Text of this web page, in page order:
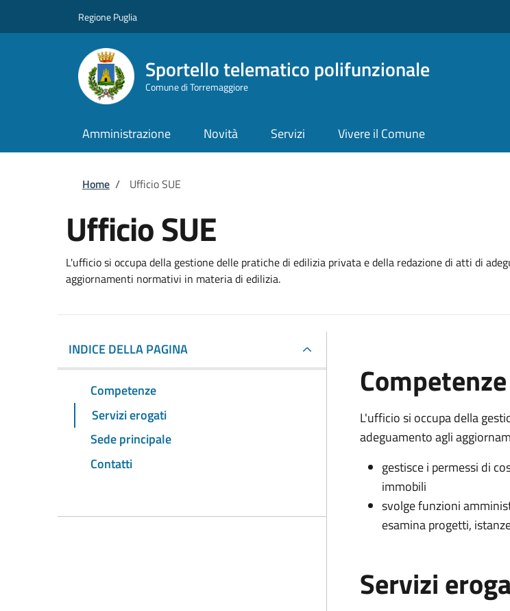
Regione Puglia
Sportello telematico polifunzionale
Comune di Torremaggiore
Amministrazione Novità Servizi Vivere il Comune
Briciole di pane
Home / Ufficio SUE
Ufficio SUE
L'ufficio si occupa della gestione delle pratiche di edilizia privata e della redazione di atti di
aggiornamenti normativi in materia di edilizia.
INDICE DELLA PAGINA
Competenze
Servizi erogati
Sede principale
Contatti
Competenze
L'ufficio si occupa della
adeguamento agli
gestisce i permessi di
immobili
svolge funzioni
esamina progetti,
Servizi